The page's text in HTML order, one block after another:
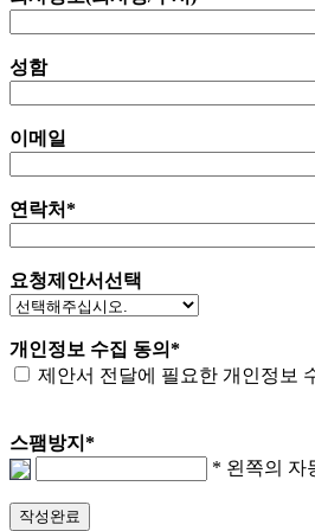
성함
이메일
연락처*
요청제안서선택
개인정보 수집 동의 *
제안서 전달에 필요한 개인정보
스팸방지 *
* 왼쪽의 자